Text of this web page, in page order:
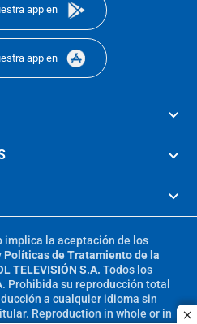
app en
app en
implica la aceptación de los
Políticas de Tratamiento de la
TELEVISIÓN S.A. Todos los
Prohibida su reproducción total
a cualquier idioma sin
Reproduction in whole or in